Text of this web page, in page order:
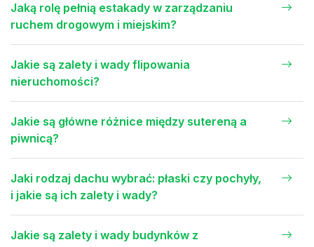
Jaką rolę pełnią estakady w zarządzaniu
ruchem drogowym i miejskim?
Jakie są zalety i wady flipowania
nieruchomości?
Jakie są główne różnice między sutereną a
piwnicą?
Jaki rodzaj dachu wybrać: płaski czy pochyły,
i jakie są ich zalety i wady?
Jakie są zalety i wady budynków z